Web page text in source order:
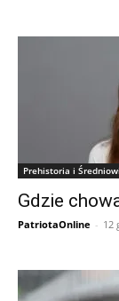
Prehistoria i
Gdzie
PatriotaOnline - 12